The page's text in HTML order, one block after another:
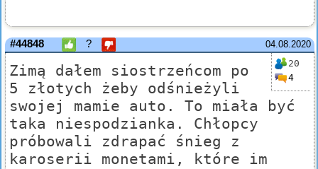
04.08.2020
#44848 ?
20
4
Zimą dałem siostrzeńcom po
5 złotych żeby odśnieżyli
swojej mamie auto. To miała być
taka niespodzianka. Chłopcy
próbowali zdrapać śnieg z
karoserii monetami, które im